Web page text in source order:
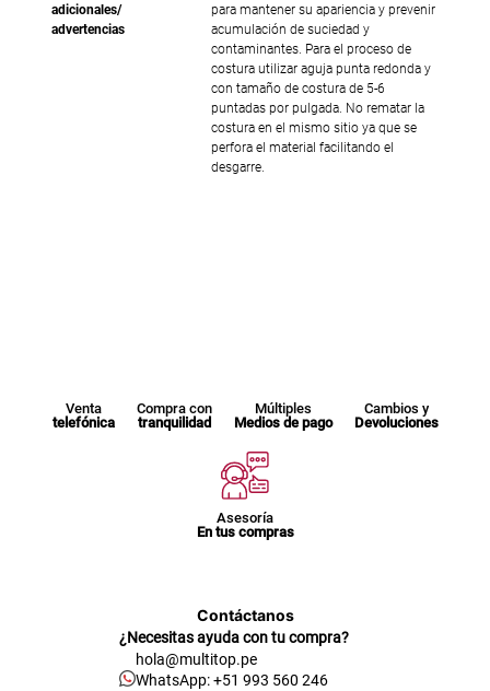
adicionales/
advertencias
para mantener su apariencia y prevenir
acumulación de suciedad y
contaminantes. Para el proceso de
costura utilizar aguja punta redonda y
con tamaño de costura de 5-6
puntadas por pulgada. No rematar la
costura en el mismo sitio ya que se
perfora el material facilitando el
desgarre.
Venta
telefónica
Compra con
tranquilidad
Múltiples
Medios de pago
Cambios y
Devoluciones
Asesoría
En tus compras
Contáctanos
¿Necesitas ayuda con tu compra?
hola@multitop.pe
WhatsApp: +51 993 560 246